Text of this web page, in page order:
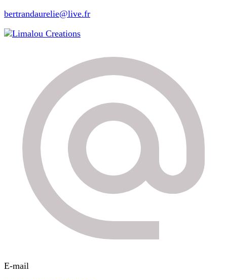
bertrandaurelie@live.fr
Limalou Creations
E-mail